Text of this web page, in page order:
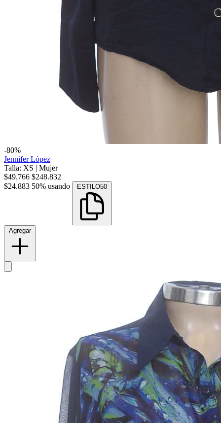
-80%
Jennifer López
Talla: XS | Mujer
$49.766 $248.832
$24.883 50% usando ESTILO50
Agregar